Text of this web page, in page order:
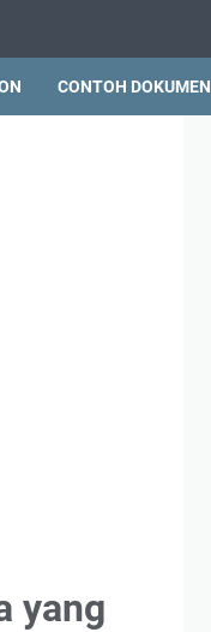
CONTOH DOKUMEN
yang